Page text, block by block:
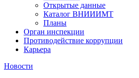
Открытые данные
Каталог ВНИИИМТ
Планы
Орган инспекции
Противодействие коррупции
Карьера
Новости